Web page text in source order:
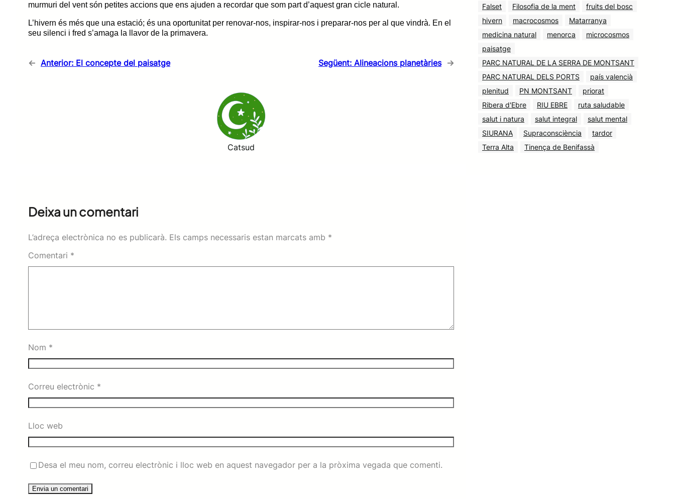
murmuri del vent són petites accions que ens ajuden a recordar que som part d’aquest gran cicle natural.
L’hivern és més que una estació; és una oportunitat per renovar-nos, inspirar-nos i preparar-nos per al que vindrà. En el
seu silenci i fred s’amaga la llavor de la primavera.
← Anterior: El concepte del paisatge Següent: Alineacions planetàries →
Catsud
Deixa un comentari
L’adreça electrònica no es publicarà. Els camps necessaris estan marcats amb *
Comentari *
Nom *
Correu electrònic *
Lloc web
Desa el meu nom, correu electrònic i lloc web en aquest navegador per a la pròxima vegada que comenti.
Falset
Filosofia de la ment
fruits del bosc
hivern
macrocosmos
Matarranya
medicina natural
menorca
microcosmos
paisatge
PARC NATURAL DE LA SERRA DE MONTSANT
PARC NATURAL DELS PORTS
país valencià
plenitud
PN MONTSANT
priorat
Ribera d'Ebre
RIU EBRE
ruta saludable
salut i natura
salut integral
salut mental
SIURANA
Supraconsciència
tardor
Terra Alta
Tinença de Benifassà